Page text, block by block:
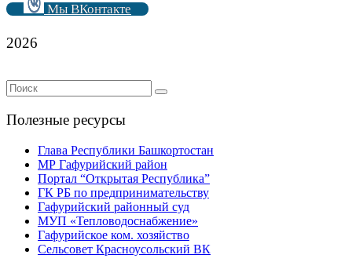
Мы ВКонтакте
2026
Полезные ресурсы
Глава Республики Башкортостан
МР Гафурийский район
Портал “Открытая Республика”
ГК РБ по предпринимательству
Гафурийский районный суд
МУП «Тепловодоснабжение»
Гафурийское ком. хозяйство
Сельсовет Красноусольский ВК